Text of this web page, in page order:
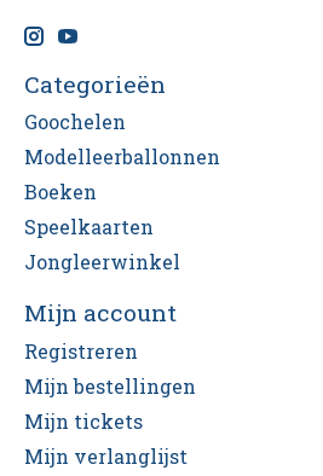
Categorieën
Goochelen
Modelleerballonnen
Boeken
Speelkaarten
Jongleerwinkel
Mijn account
Registreren
Mijn bestellingen
Mijn tickets
Mijn verlanglijst